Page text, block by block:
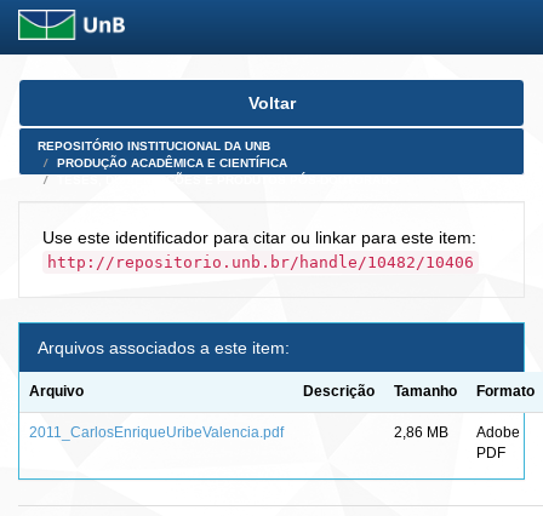
Skip
Voltar
REPOSITÓRIO INSTITUCIONAL DA UNB
PRODUÇÃO ACADÊMICA E CIENTÍFICA
Use este identificador para citar ou linkar para este item:
http://repositorio.unb.br/handle/10482/10406
Arquivos associados a este item:
Arquivo Descrição Tamanho Formato
2011_CarlosEnriqueUribeValencia.pdf 2,86 MB
Adobe
PDF